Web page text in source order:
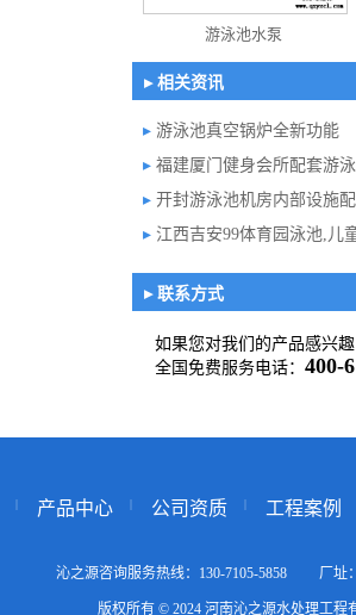
游泳池水泵
▸ 相关资讯
▸ 游泳池真空锅炉全新功能
▸ 福建厦门健身会所配套游
▸ 开封游泳池机房内部设施
▸ 江西吉安99体育园泳池,儿
▸ 联系方式
如果您对我们的产品感兴
全国免费服务电话： 400-
产品中心 公司资质 工程案例
沁之源咨询服务热线：130-7105-5858 厂
版权所有 © 2024 河南沁之源水处理工